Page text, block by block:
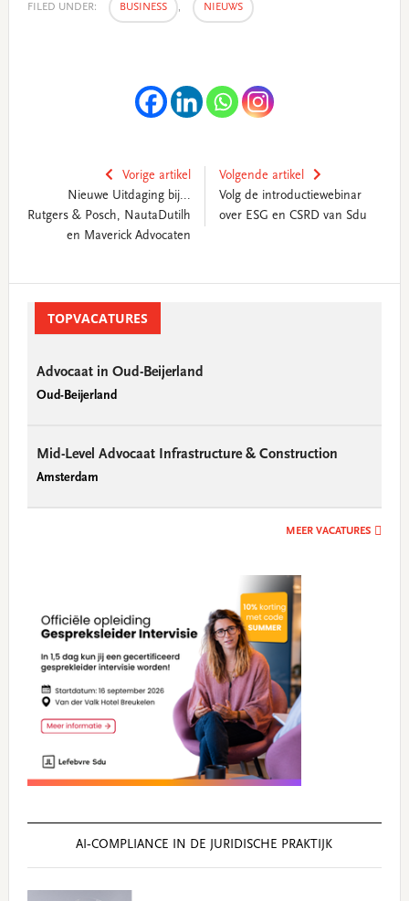
FILED UNDER: BUSINESS , NIEUWS
Vorige artikel
Nieuwe Uitdaging bij...
Rutgers & Posch, NautaDutilh
en Maverick Advocaten
Volgende artikel
Volg de introductiewebinar
over ESG en CSRD van Sdu
SidebarTOPVACATURES
Advocaat in Oud-Beijerland
Oud-Beijerland
Mid-Level Advocaat Infrastructure & Construction
Amsterdam
MEER VACATURES
AI‑COMPLIANCE IN DE JURIDISCHE PRAKTIJK